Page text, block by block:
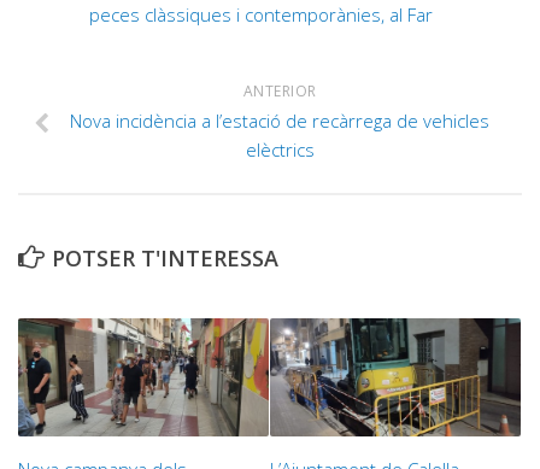
peces clàssiques i contemporànies, al Far
ANTERIOR
Nova incidència a l’estació de recàrrega de vehicles
elèctrics
POTSER T'INTERESSA